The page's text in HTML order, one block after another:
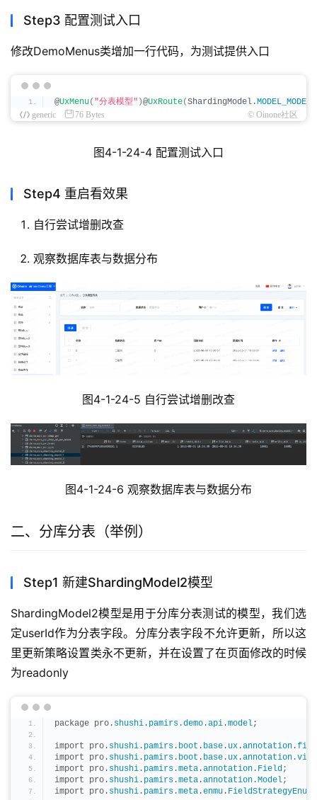
Step3 配置测试入口
修改DemoMenus类增加一行代码，为测试提供入口
@UxMenu( "分表模型" )@UxRoute(ShardingModel.MODEL_MODEL
generic
76 Bytes © Oinone社区
图4-1-24-4 配置测试入口
Step4 重启看效果
自行尝试增删改查
观察数据库表与数据分布
图4-1-24-5 自行尝试增删改查
图4-1-24-6 观察数据库表与数据分布
二、分库分表（举例）
Step1 新建ShardingModel2模型
ShardingModel2模型是用于分库分表测试的模型，我们选
定userId作为分表字段。分库分表字段不允许更新，所以这
里更新策略设置类永不更新，并在设置了在页面修改的时候
为readonly
package pro. shushi . pamirs .demo .api .model;
import pro. shushi . pamirs . boot . base . ux .annotation .
import pro. shushi . pamirs . boot . base . ux .annotation .view
import pro. shushi . pamirs .meta .annotation . Field;
import pro. shushi . pamirs .meta .annotation .Model;
import pro. shushi . pamirs .meta .enmu . FieldStrategyEnum